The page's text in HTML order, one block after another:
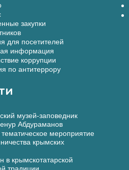
закупки
для посетителей
информация
коррупции
по антитеррору
музей-заповедник
Абдураманов
мероприятие
крымских
в крымскотатарской
традиции